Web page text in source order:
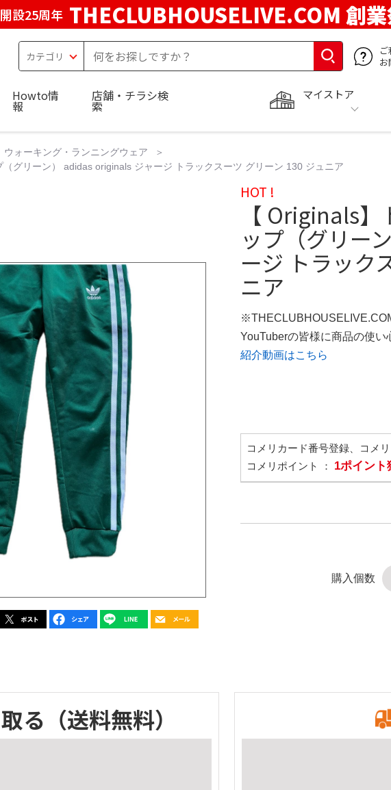
設25周年 THECLUBHOUSELIVE.COM 創
お
マイストア
Howto情
報
店舗・チラシ検
索
ウォーキング・ランニングウェア
（グリーン） adidas originals ジャージ トラックスーツ グリーン 130 ジュニア
HOT !
【 Originals
ップ（グリー
ージ トラック
ニア
YouTuberの皆様に商品の使い
紹介動画はこちら
コメリカード番号登録、コメ
コメリポイント ： 1ポイント
購入個数
る （送料無料）